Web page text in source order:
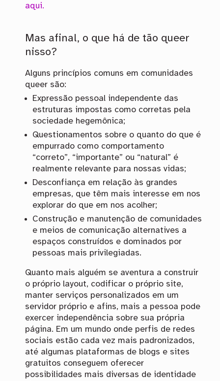
aqui.
Mas afinal, o que há de tão queer
nisso?
Alguns princípios comuns em comunidades
queer são:
Expressão pessoal independente das
estruturas impostas como corretas pela
sociedade hegemônica;
Questionamentos sobre o quanto do que é
empurrado como comportamento
“correto”, “importante” ou “natural” é
realmente relevante para nossas vidas;
Desconfiança em relação às grandes
empresas, que têm mais interesse em nos
explorar do que em nos acolher;
Construção e manutenção de comunidades
e meios de comunicação alternatives a
espaços construídos e dominados por
pessoas mais privilegiadas.
Quanto mais alguém se aventura a construir
o próprio layout, codificar o próprio site,
manter serviços personalizados em um
servidor próprio e afins, mais a pessoa pode
exercer independência sobre sua própria
página. Em um mundo onde perfis de redes
sociais estão cada vez mais padronizados,
até algumas plataformas de blogs e sites
gratuitos conseguem oferecer
possibilidades mais diversas de identidade